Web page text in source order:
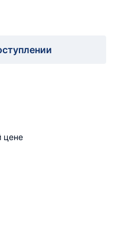
цене